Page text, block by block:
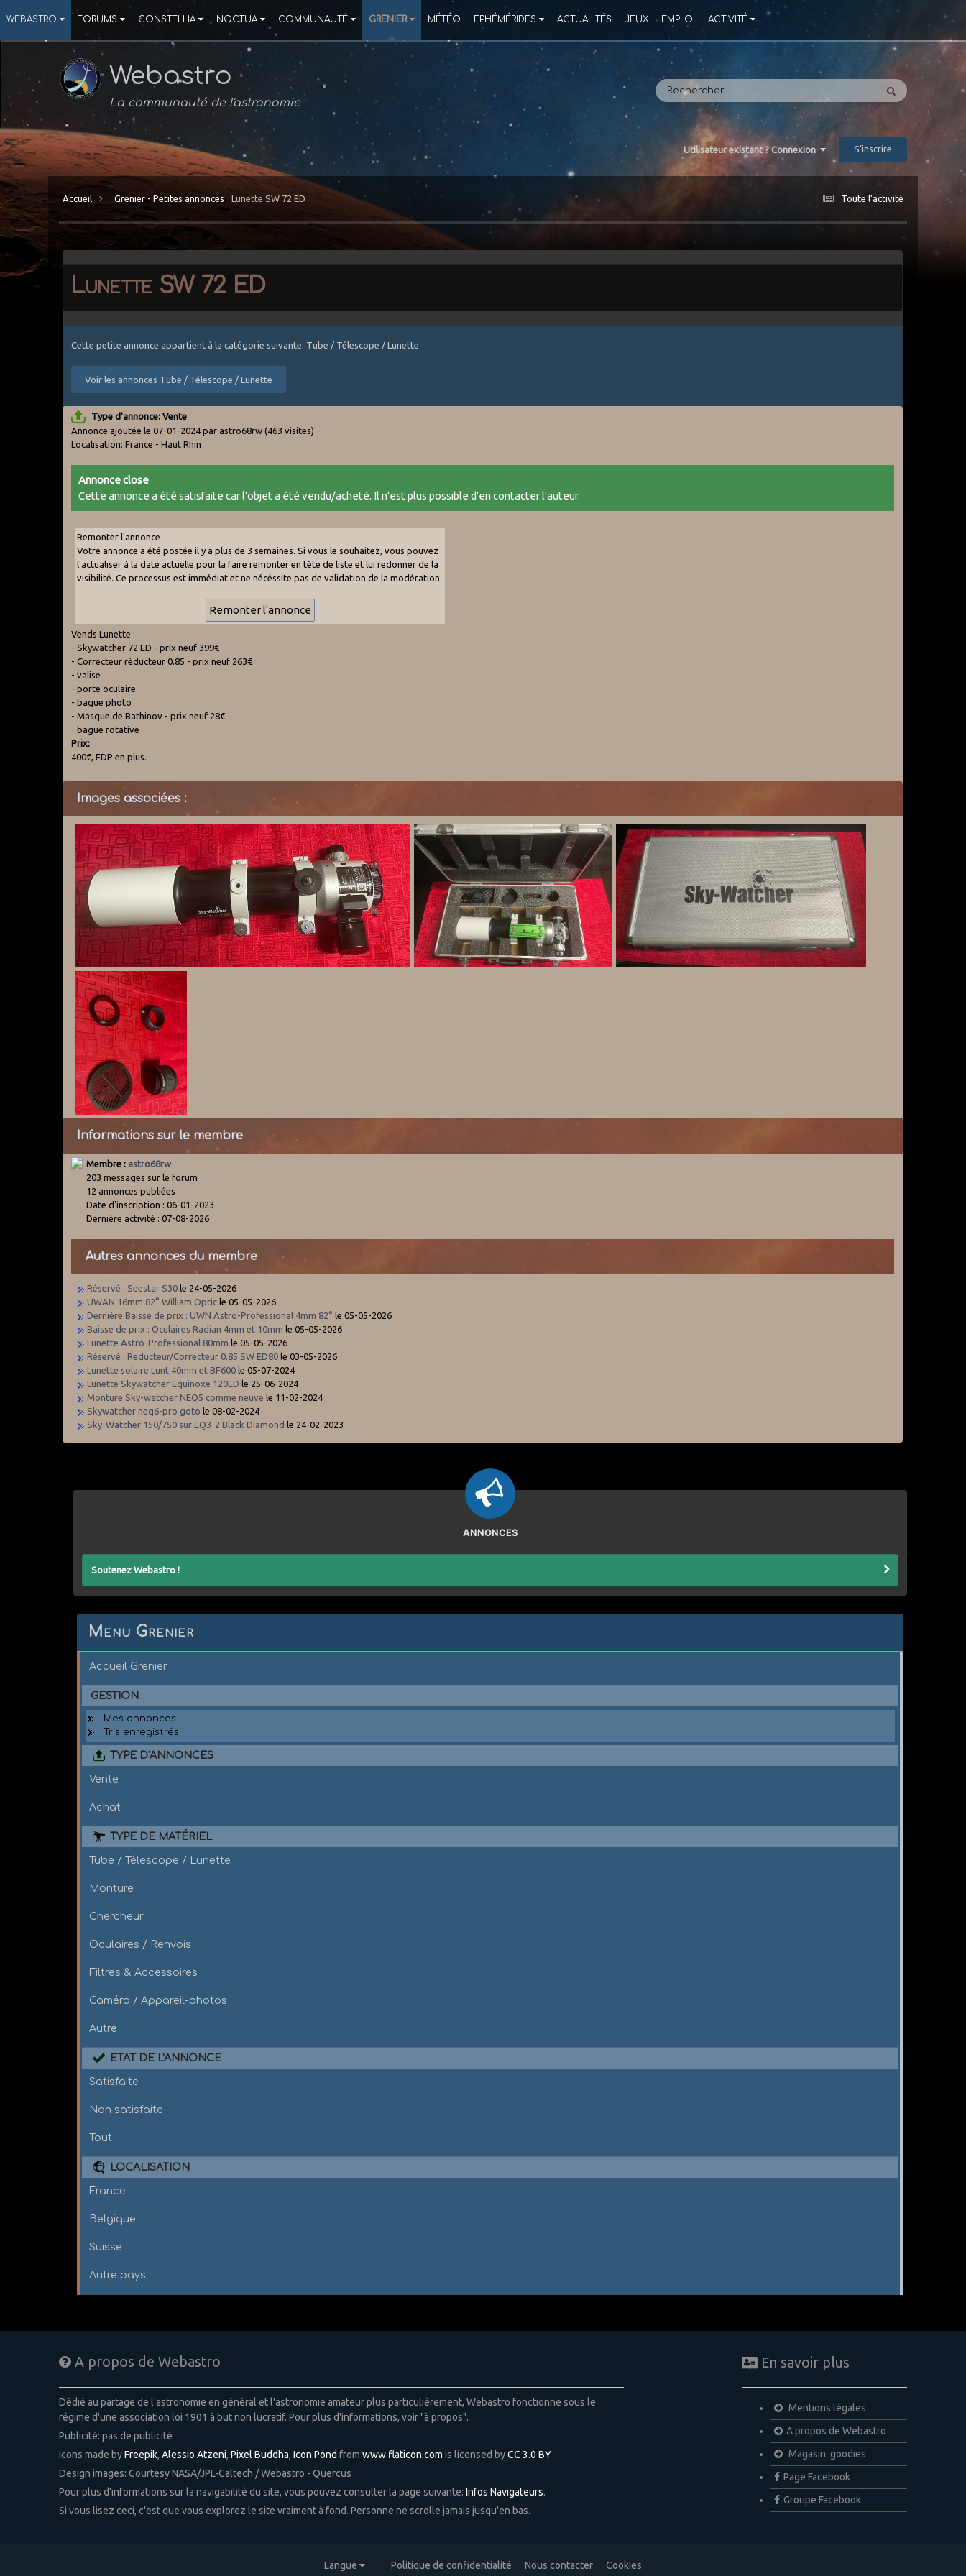
WEBASTRO FORUMS CONSTELLIA NOCTUA COMMUNAUTÉ GRENIER MÉTÉO EPHÉMÉRIDES ACTUALITÉS JEUX EMPLOI ACTIVITÉ
Webastro
La communauté de l'astronomie
Utilisateur existant ? Connexion S’inscrire
Toute l’activité
Accueil Grenier - Petites annonces Lunette SW 72 ED
Lunette SW 72 ED
Cette petite annonce appartient à la catégorie suivante: Tube / Télescope / Lunette
Voir les annonces Tube / Télescope / Lunette
Type d'annonce: Vente
Annonce ajoutée le 07-01-2024 par astro68rw(463 visites)
Localisation: France - Haut Rhin
Annonce close
Cette annonce a été satisfaite car l'objet a été vendu/acheté. Il n'est plus possible d'en contacter l'auteur.
Remonter l'annonce
Votre annonce a été postée il y a plus de 3 semaines. Si vous le souhaitez, vous pouvez
l'actualiser à la date actuelle pour la faire remonter en tête de liste et lui redonner de la
visibilité. Ce processus est immédiat et ne nécéssite pas de validation de la modération.
Vends Lunette :
- Skywatcher 72 ED - prix neuf 399€
- Correcteur réducteur 0.85 - prix neuf 263€
- valise
- porte oculaire
- bague photo
- Masque de Bathinov - prix neuf 28€
- bague rotative
Prix:
400€, FDP en plus.
Images associées :
Informations sur le membre
Membre : astro68rw
203 messages sur le forum
12 annonces publiées
Date d'inscription : 06-01-2023
Dernière activité : 07-08-2026
Autres annonces du membre
Réservé : Seestar S30 le 24-05-2026
UWAN 16mm 82° William Optic le 05-05-2026
Dernière Baisse de prix : UWN Astro-Professional 4mm 82° le 05-05-2026
Baisse de prix : Oculaires Radian 4mm et 10mm le 05-05-2026
Lunette Astro-Professional 80mm le 05-05-2026
Réservé : Reducteur/Correcteur 0.85 SW ED80 le 03-05-2026
Lunette solaire Lunt 40mm et BF600 le 05-07-2024
Lunette Skywatcher Equinoxe 120ED le 25-06-2024
Monture Sky-watcher NEQ5 comme neuve le 11-02-2024
Skywatcher neq6-pro goto le 08-02-2024
Sky-Watcher 150/750 sur EQ3-2 Black Diamond le 24-02-2023
ANNONCES
Soutenez Webastro !
Menu Grenier
Accueil Grenier
GESTION
Mes annonces
Tris enregistrés
TYPE D'ANNONCES
Vente
Achat
TYPE DE MATÉRIEL
Tube / Télescope / Lunette
Monture
Chercheur
Oculaires / Renvois
Filtres & Accessoires
Caméra / Appareil-photos
Autre
ETAT DE L'ANNONCE
Satisfaite
Non satisfaite
Tout
LOCALISATION
France
Belgique
Suisse
Autre pays
A propos de Webastro
Dédié au partage de l'astronomie en général et l'astronomie amateur plus particulièrement, Webastro fonctionne sous le
régime d'une association loi 1901 à but non lucratif. Pour plus d'informations, voir "à propos".
Publicité: pas de publicité
Icons made byFreepik, Alessio Atzeni, Pixel Buddha, Icon Pond from www.flaticon.com is licensed byCC 3.0 BY
Design images: Courtesy NASA/JPL-Caltech / Webastro - Quercus
Pour plus d'informations sur la navigabilité du site, vous pouvez consulter la page suivante: Infos Navigateurs.
Si vous lisez ceci, c'est que vous explorez le site vraiment à fond. Personne ne scrolle jamais jusqu'en bas.
En savoir plus
Mentions légales
A propos de Webastro
Magasin: goodies
Page Facebook
Groupe Facebook
Langue Politique de confidentialité Nous contacter Cookies